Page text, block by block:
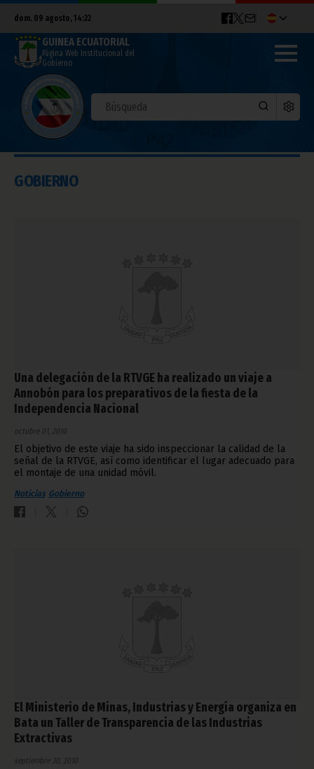
dom. 09 agosto, 14:22
GUINEA ECUATORIAL
Página Web Institucional del
Gobierno
GOBIERNO
Una delegación de la RTVGE ha realizado un viaje a
Annobón para los preparativos de la fiesta de la
Independencia Nacional
octubre 01, 2010
El objetivo de este viaje ha sido inspeccionar la calidad de la
señal de la RTVGE, así como identificar el lugar adecuado para
el montaje de una unidad móvil.
Noticias Gobierno
El Ministerio de Minas, Industrias y Energía organiza en
Bata un Taller de Transparencia de las Industrias
Extractivas
septiembre 30, 2010